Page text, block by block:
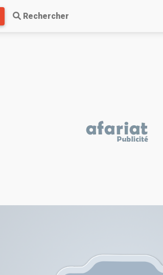
Rechercher